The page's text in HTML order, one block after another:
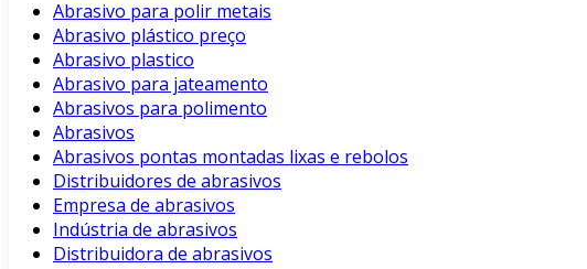
Abrasivo para polir metais
Abrasivo plástico preço
Abrasivo plastico
Abrasivo para jateamento
Abrasivos para polimento
Abrasivos
Abrasivos pontas montadas lixas e rebolos
Distribuidores de abrasivos
Empresa de abrasivos
Indústria de abrasivos
Distribuidora de abrasivos